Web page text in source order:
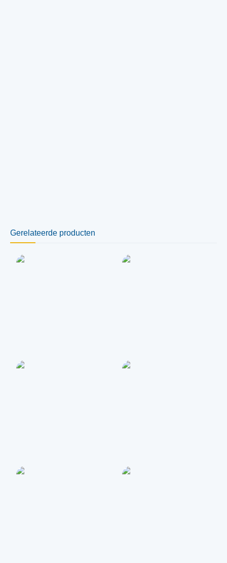
Gerelateerde producten